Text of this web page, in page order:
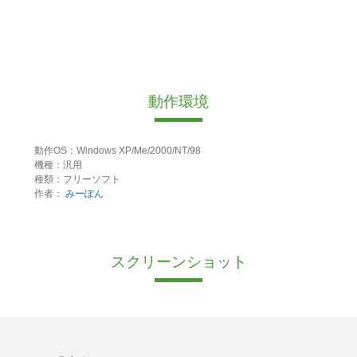
動作環境
動作OS：Windows XP/Me/2000/NT/98
機種：汎用
種類：フリーソフト
作者： みーぽん
スクリーンショット